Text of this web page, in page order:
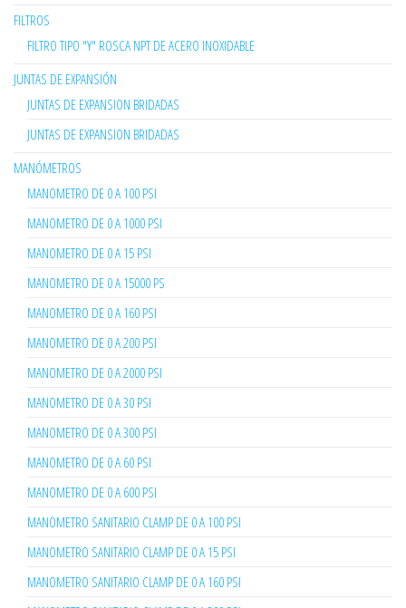
FILTROS
FILTRO TIPO "Y" ROSCA NPT DE ACERO INOXIDABLE
JUNTAS DE EXPANSIÓN
JUNTAS DE EXPANSION BRIDADAS
JUNTAS DE EXPANSION BRIDADAS
MANÓMETROS
MANOMETRO DE 0 A 100 PSI
MANOMETRO DE 0 A 1000 PSI
MANOMETRO DE 0 A 15 PSI
MANOMETRO DE 0 A 15000 PS
MANOMETRO DE 0 A 160 PSI
MANOMETRO DE 0 A 200 PSI
MANOMETRO DE 0 A 2000 PSI
MANOMETRO DE 0 A 30 PSI
MANOMETRO DE 0 A 300 PSI
MANOMETRO DE 0 A 60 PSI
MANOMETRO DE 0 A 600 PSI
MANOMETRO SANITARIO CLAMP DE 0 A 100 PSI
MANOMETRO SANITARIO CLAMP DE 0 A 15 PSI
MANOMETRO SANITARIO CLAMP DE 0 A 160 PSI